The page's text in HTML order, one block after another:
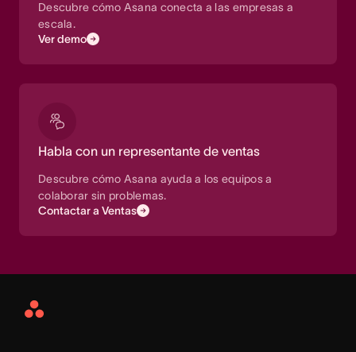
Descubre cómo Asana conecta a las empresas a
escala.
Ver demo
Habla con un representante de ventas
Descubre cómo Asana ayuda a los equipos a
colaborar sin problemas.
Contactar a Ventas
Asana